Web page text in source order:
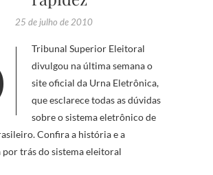
25 de julho de 2010
divulgou na última semana o
site oficial da Urna Eletrônica,
que esclarece todas as dúvidas
sobre o sistema eletrônico de
Confira a história e a
trás do sistema eleitoral